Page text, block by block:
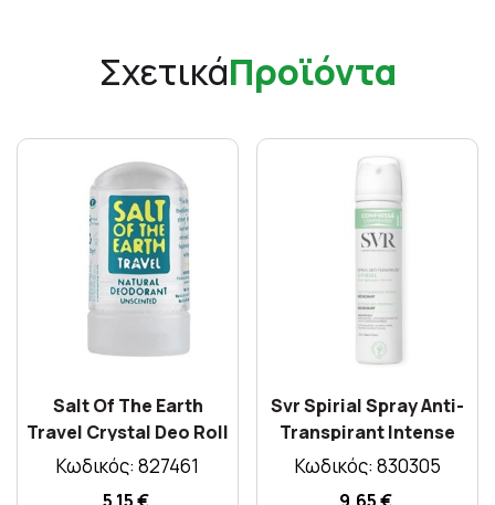
ΣχετικάΠροϊόντα
Salt Of The Earth
Travel Crystal Deo Roll
50gr
Κωδικός: 827461
Svr Spirial Spray Anti-
Transpirant Intense
75ml
Κωδικός: 830305